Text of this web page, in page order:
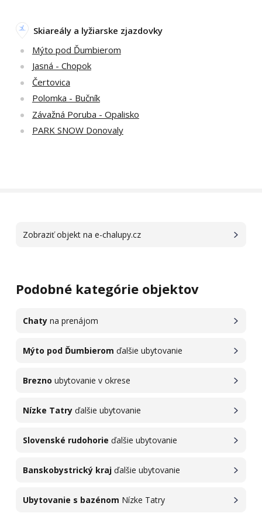
Skiareály a lyžiarske zjazdovky
Mýto pod Ďumbierom
Jasná - Chopok
Čertovica
Polomka - Bučník
Závažná Poruba - Opalisko
PARK SNOW Donovaly
Zobraziť objekt na e-chalupy.cz
Podobné kategórie objektov
Chaty na prenájom
Mýto pod Ďumbierom ďalšie ubytovanie
Brezno ubytovanie v okrese
Nízke Tatry ďalšie ubytovanie
Slovenské rudohorie ďalšie ubytovanie
Banskobystrický kraj ďalšie ubytovanie
Ubytovanie s bazénom Nízke Tatry